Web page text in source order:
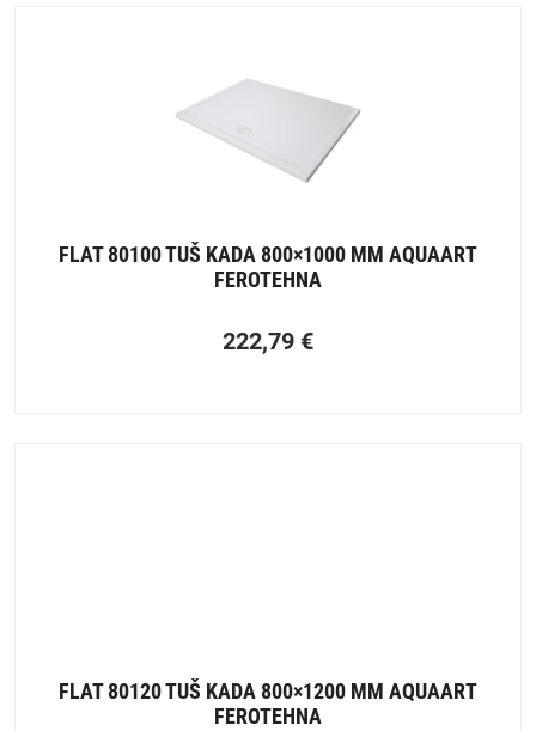
FLAT 80100 TUŠ KADA 800×1000 MM AQUAART
FEROTEHNA
222,79 €
FLAT 80120 TUŠ KADA 800×1200 MM AQUAART
FEROTEHNA